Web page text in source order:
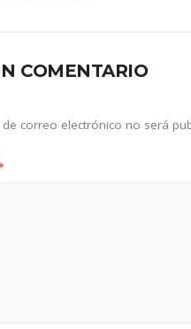
COMENTARIO
de correo electrónico no será